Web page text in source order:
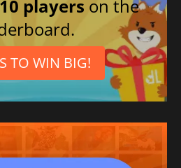
players on the
TO WIN BIG!